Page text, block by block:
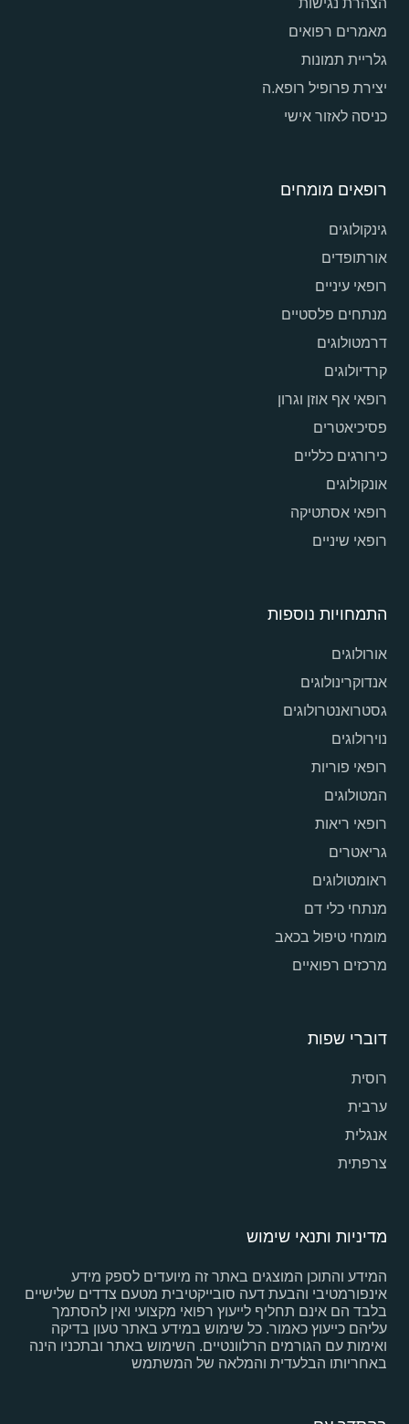
הצהרת נגישות
מאמרים רפואים
גלריית תמונות
יצירת פרופיל רופא.ה
כניסה לאזור אישי
רופאים מומחים
גינקולוגים
אורתופדים
רופאי עיניים
מנתחים פלסטיים
דרמטולוגים
קרדיולוגים
רופאי אף אוזן וגרון
פסיכיאטרים
כירורגים כלליים
אונקולוגים
רופאי אסתטיקה
רופאי שיניים
התמחויות נוספות
אורולוגים
אנדוקרינולוגים
גסטרואנטרולוגים
נוירולוגים
רופאי פוריות
המטולוגים
רופאי ריאות
גריאטרים
ראומטולוגים
מנתחי כלי דם
מומחי טיפול בכאב
מרכזים רפואיים
דוברי שפות
רוסית
ערבית
אנגלית
צרפתית
מדיניות ותנאי שימוש
המידע והתוכן המוצגים באתר זה מיועדים לספק מידע
אינפורמטיבי והבעת דעה סובייקטיבית מטעם צדדים שלישיים
בלבד הם אינם תחליף לייעוץ רפואי מקצועי ואין להסתמך
עליהם כייעוץ כאמור. כל שימוש במידע באתר טעון בדיקה
ואימות עם הגורמים הרלוונטיים. השימוש באתר ובתכניו הינה
באחריותו הבלעדית והמלאה של המשתמש